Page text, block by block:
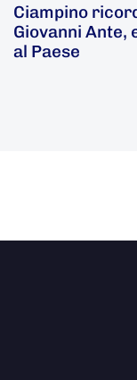
Ciampino
Giovanni Ante,
al Paese